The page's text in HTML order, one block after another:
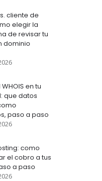
cliente de
elegir la
de revisar tu
dominio
en tu
que datos
paso a paso
como
el cobro a tus
a paso